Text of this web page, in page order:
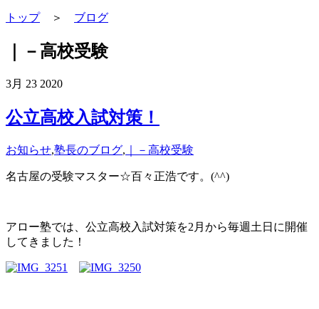
トップ＞ ブログ
｜－高校受験
3月 23 2020
公立高校入試対策！
お知らせ,塾長のブログ, ｜－高校受験
名古屋の受験マスター☆百々正浩です。(^^)
アロー塾では、公立高校入試対策を2月から毎週土日に開催
してきました！